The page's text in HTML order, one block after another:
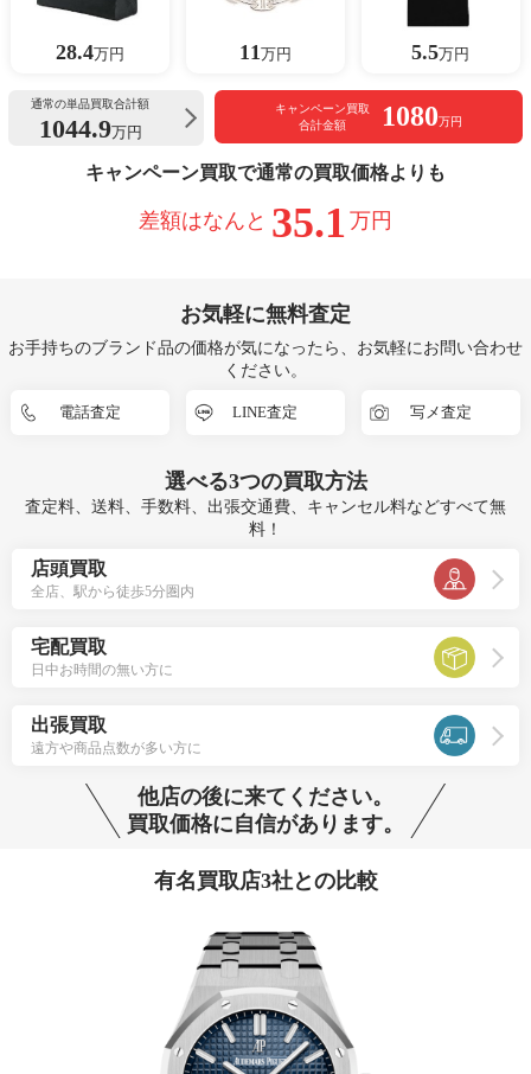
28.4万円 11 万円 5.5万円
通常の単品買取合計額
1044.9万円
キャンペーン買取
合計金額
1080万円
キャンペーン買取で通常の買取価格よりも
差額はなんと 35.1 万円
お気軽に無料査定
お手持ちのブランド品の価格が気になったら、お気軽にお問い合わせ
ください。
電話査定 LINE査定 写メ査定
選べる3つの買取方法
査定料、送料、手数料、出張交通費、キャンセル料などすべて無
料！
店頭買取
全店、駅から徒歩5分圏内
宅配買取
日中お時間の無い方に
出張買取
遠方や商品点数が多い方に
他店の後に来てください。
買取価格に自信があります。
有名買取店3社との比較